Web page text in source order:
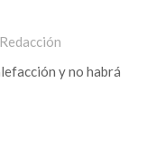
Redacción
y no habrá